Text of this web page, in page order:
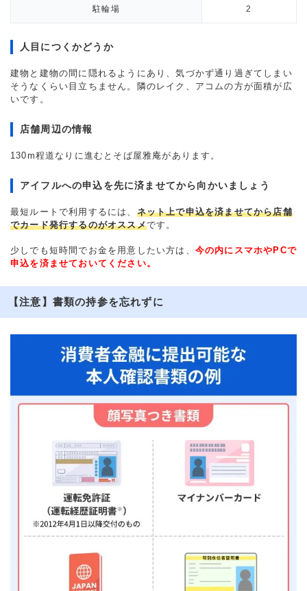
駐輪場 2
人目につくかどうか
建物と建物の間に隠れるようにあり、気づかず通り過ぎてしまい
そうなくらい目立ちません。隣のレイク、アコムの方が面積が広
いです。
店舗周辺の情報
130m程道なりに進むとそば屋雅庵があります。
アイフルへの申込を先に済ませてから向かいましょう
最短ルートで利用するには、 ネット上で申込を済ませてから店舗
でカード発行するのがオススメです。
少しでも短時間でお金を用意したい方は、 今の内にスマホやPCで
申込を済ませておいてください。
【注意】書類の持参を忘れずに